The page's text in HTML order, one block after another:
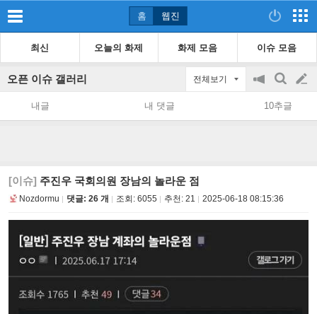
홈 웹진
최신 오늘의 화제 화제 모음 이슈 모음
오픈 이슈 갤러리 전체보기
공
지
on/off
검
색
글
쓰
내글 내 댓글 10추글
[이슈] 주진우 국회의원 장남의 놀라운 점
Nozdormu 댓글: 26 개 조회: 6055 추천: 21 2025-06-18 08:15:36